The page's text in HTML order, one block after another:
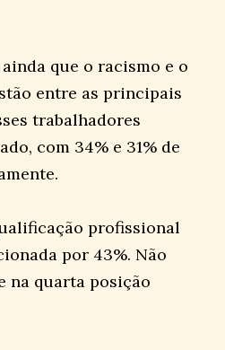
que o racismo e o
entre as principais
trabalhadores
com 34% e 31% de
profissional
por 43%. Não
na quarta posição